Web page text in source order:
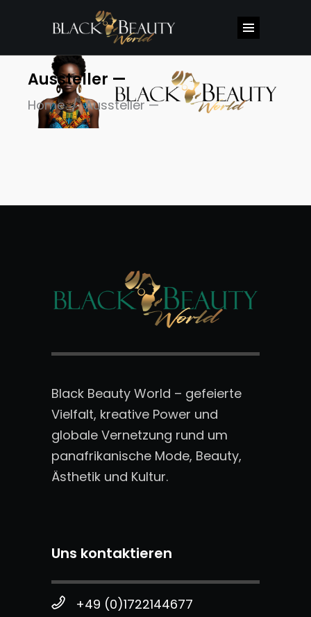
Aussteller —
Home/Aussteller —
Black Beauty World – gefeierte
Vielfalt, kreative Power und
globale Vernetzung rund um
panafrikanische Mode, Beauty,
Ästhetik und Kultur.
Uns kontaktieren
+49 (0)1722144677